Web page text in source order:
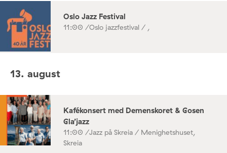
Oslo Jazz Festival
11:00 /Oslo jazzfestival / ,
13. august
Kafékonsert med Demenskoret & Gosen
Gla’jazz
11:00 /Jazz på Skreia / Menighetshuset,
Skreia